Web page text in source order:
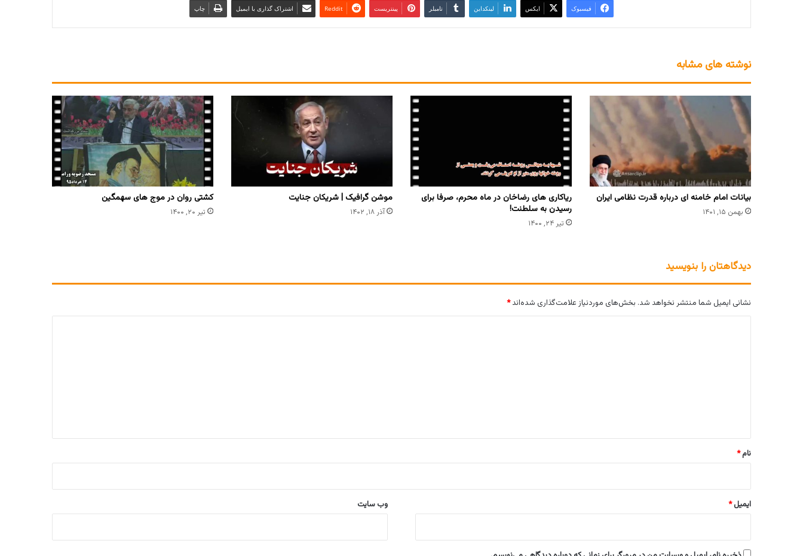
فیسبوک ایکس لینکداین تامبلر پینتریست Reddit اشتراک گذاری با ایمیل چاپ
نوشته های مشابه
بیانات امام خامنه ای درباره قدرت نظامی ایران
بهمن ۱۵, ۱۴۰۱
ریاکاری های رضاخان در ماه محرم، صرفا برای
رسیدن به سلطنت!
تیر ۲۴, ۱۴۰۰
موشن گرافیک | شریکان جنایت
آذر ۱۸, ۱۴۰۲
کشتی روان در موج های سهمگین
تیر ۲۰, ۱۴۰۰
دیدگاهتان را بنویسید
نشانی ایمیل شما منتشر نخواهد شد. بخش‌های موردنیاز علامت‌گذاری شده‌اند*
نام*
ایمیل* وب‌ سایت